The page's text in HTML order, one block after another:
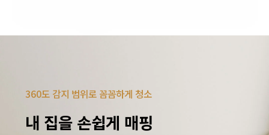
360도 감지 범위로 꼼꼼하게 청소
내 집을 손쉽게 매핑